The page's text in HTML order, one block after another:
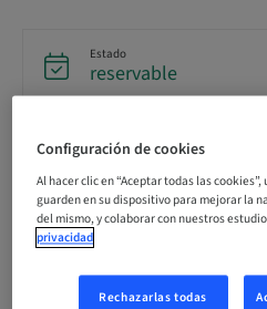
Estado
reservable
Fecha límite de registro
Precio por participante (se aplican
EUR 2000.00
Configuración de cookies
Al hacer clic en “Aceptar todas las
guarden en su dispositivo para mejorar la
del mismo, y colaborar con nuestros
privacidad
Rechazarlas todas